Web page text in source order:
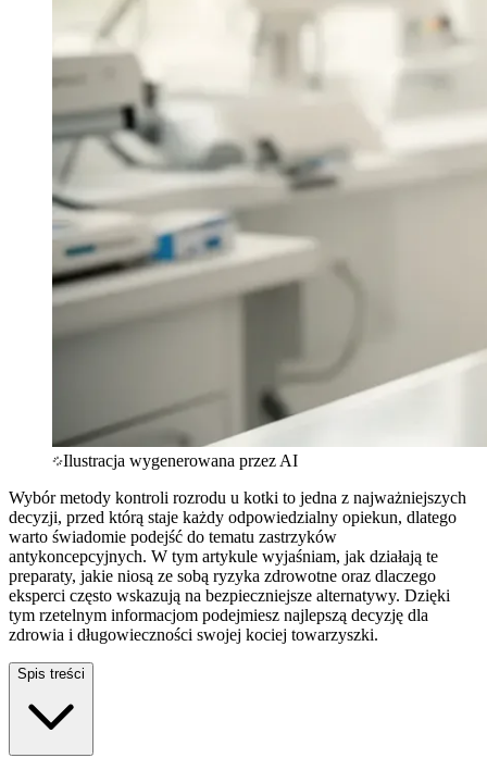
Ilustracja wygenerowana przez AI
Wybór metody kontroli rozrodu u kotki to jedna z najważniejszych
decyzji, przed którą staje każdy odpowiedzialny opiekun, dlatego
warto świadomie podejść do tematu zastrzyków
antykoncepcyjnych. W tym artykule wyjaśniam, jak działają te
preparaty, jakie niosą ze sobą ryzyka zdrowotne oraz dlaczego
eksperci często wskazują na bezpieczniejsze alternatywy. Dzięki
tym rzetelnym informacjom podejmiesz najlepszą decyzję dla
zdrowia i długowieczności swojej kociej towarzyszki.
Spis treści